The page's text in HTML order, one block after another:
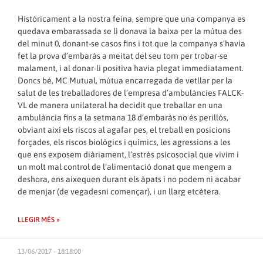
Històricament a la nostra feina, sempre que una companya es
quedava embarassada se li donava la baixa per la mútua des
del minut 0, donant-se casos fins i tot que la companya s’havia
fet la prova d’embaràs a meitat del seu torn per trobar-se
malament, i al donar-li positiva havia plegat immediatament.
Doncs bé, MC Mutual, mútua encarregada de vetllar per la
salut de les treballadores de l’empresa d’ambulàncies FALCK-
VL de manera unilateral ha decidit que treballar en una
ambulància fins a la setmana 18 d’embaràs no és perillós,
obviant així els riscos al agafar pes, el treball en posicions
forçades, els riscos biològics i químics, les agressions a les
que ens exposem diàriament, l’estrès psicosocial que vivim i
un molt mal control de l’alimentació donat que mengem a
deshora, ens aixequen durant els àpats i no podem ni acabar
de menjar (de vegadesni començar), i un llarg etcètera.
LLEGIR MÉS »
13/06/2017 - 18:18:00